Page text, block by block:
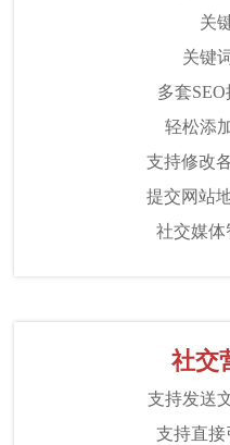
关
关键
多套
轻松添
支持修改
提交网站
社交媒体
社交
支持发送
支持直接